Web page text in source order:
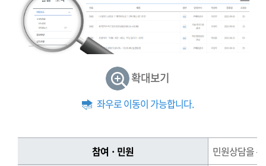
확대보기
좌우로 이동이 가능합니다.
참여 · 민원
민원상담을